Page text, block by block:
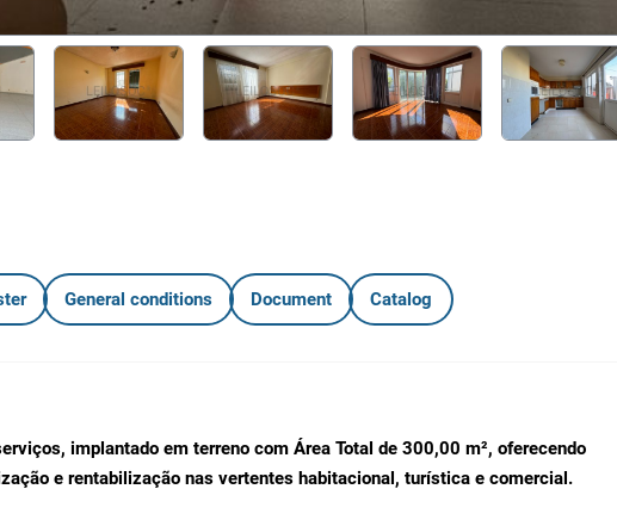
General conditions Document Catalog
implantado em terreno com Área Total de 300,00 m², oferecendo
e rentabilização nas vertentes habitacional, turística e comercial.